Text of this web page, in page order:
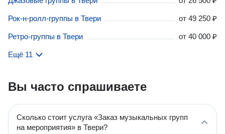
Рок-н-ролл-группы в Твери от 49 250 ₽
Ретро-группы в Твери от 40 000 ₽
Ещё 11
Вы часто спрашиваете
Сколько стоит услуга «Заказ музыкальных групп
на мероприятия» в Твери?